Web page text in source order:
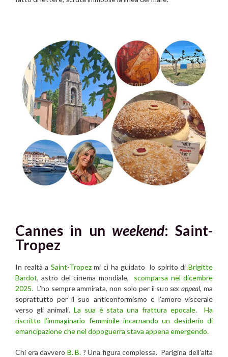
Cannes in un weekend: Saint-
Tropez
In realtà a Saint-Tropezmi ci ha guidato lo spirito di Brigitte
Bardot, astro del cinema mondiale,
scomparsa nel dicembre
2025. L’ho sempre ammirata, non solo per il suosex appeal, ma
soprattutto per il suo anticonformismo e l’amore viscerale
verso gli animali. La sua è stata una frattura epocale.Ha
riscritto l’immaginario femminile incarnando un desiderio di
emancipazione che nel dopoguerra stava appena emergendo.
Chi era davvero B. B. ? Una figura complessa. Parigina dell’alta